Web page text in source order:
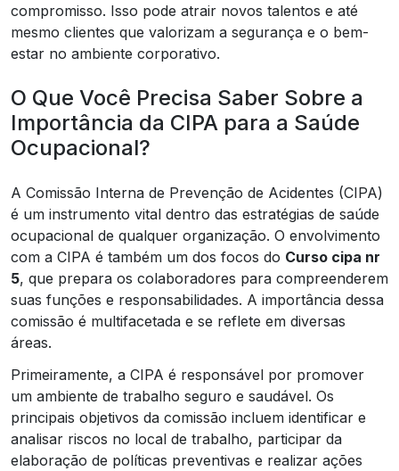
compromisso. Isso pode atrair novos talentos e até
mesmo clientes que valorizam a segurança e o bem-
estar no ambiente corporativo.
O Que Você Precisa Saber Sobre a
Importância da CIPA para a Saúde
Ocupacional?
A Comissão Interna de Prevenção de Acidentes (CIPA)
é um instrumento vital dentro das estratégias de saúde
ocupacional de qualquer organização. O envolvimento
com a CIPA é também um dos focos do Curso cipa nr
5, que prepara os colaboradores para compreenderem
suas funções e responsabilidades. A importância dessa
comissão é multifacetada e se reflete em diversas
áreas.
Primeiramente, a CIPA é responsável por promover
um ambiente de trabalho seguro e saudável. Os
principais objetivos da comissão incluem identificar e
analisar riscos no local de trabalho, participar da
elaboração de políticas preventivas e realizar ações